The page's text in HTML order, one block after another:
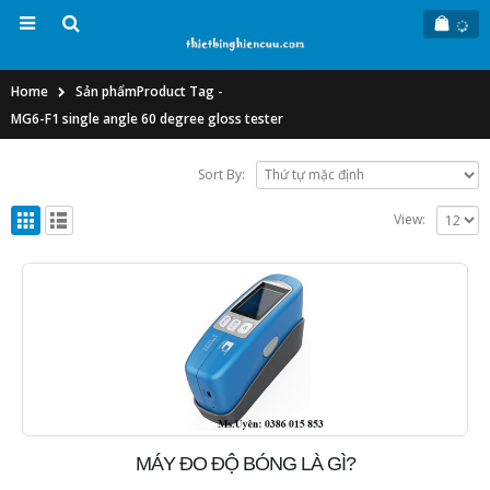
Home Sản phẩmProduct Tag -
MG6-F1 single angle 60 degree gloss tester
Sort By:
View:
MÁY ĐO ĐỘ BÓNG LÀ GÌ?